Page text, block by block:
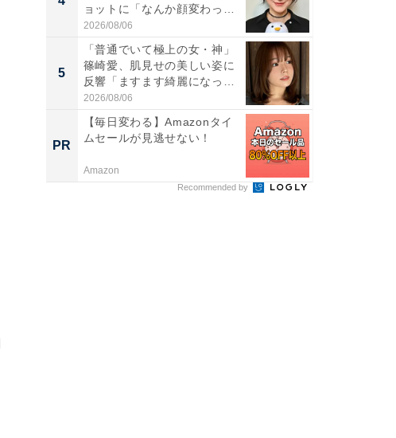
ョットに「なんか顔変わっ
た」の...
2026/08/06
5
「普通でいて極上の女・神」
篠崎愛、肌見せの美しい姿に
反響「ますます綺麗になって
い...
2026/08/06
PR
【毎日変わる】Amazonタイ
ムセールが見逃せない！
Amazon
Recommended by